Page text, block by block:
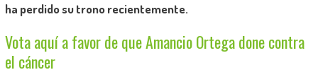
ha perdido su trono recientemente.
Vota aquí a favor de que Amancio Ortega done contra
el cáncer